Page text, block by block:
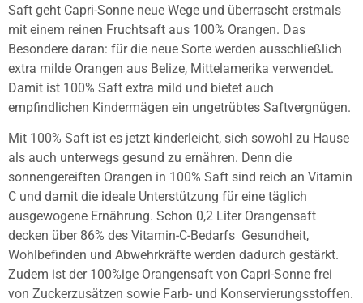
Saft geht Capri-Sonne neue Wege und überrascht erstmals
mit einem reinen Fruchtsaft aus 100% Orangen. Das
Besondere daran: für die neue Sorte werden ausschließlich
extra milde Orangen aus Belize, Mittelamerika verwendet.
Damit ist 100% Saft extra mild und bietet auch
empfindlichen Kindermägen ein ungetrübtes Saftvergnügen.
Mit 100% Saft ist es jetzt kinderleicht, sich sowohl zu Hause
als auch unterwegs gesund zu ernähren. Denn die
sonnengereiften Orangen in 100% Saft sind reich an Vitamin
C und damit die ideale Unterstützung für eine täglich
ausgewogene Ernährung. Schon 0,2 Liter Orangensaft
decken über 86% des Vitamin-C-Bedarfs  Gesundheit,
Wohlbefinden und Abwehrkräfte werden dadurch gestärkt.
Zudem ist der 100%ige Orangensaft von Capri-Sonne frei
von Zuckerzusätzen sowie Farb- und Konservierungsstoffen.